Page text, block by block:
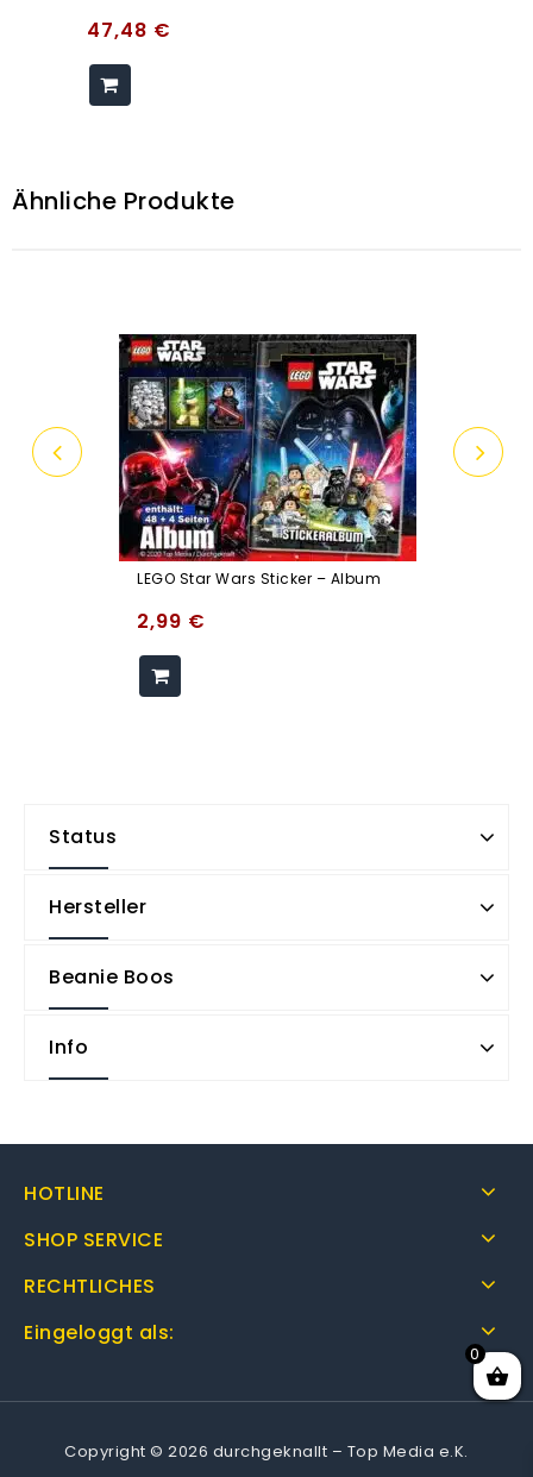
47,48 €
Ähnliche Produkte
LEGO Star Wars Sticker – Album
2,99 €
Status
Hersteller
Beanie Boos
Info
HOTLINE
SHOP SERVICE
RECHTLICHES
Eingeloggt als:
Copyright © 2026 durchgeknallt – Top Media e.K.
0